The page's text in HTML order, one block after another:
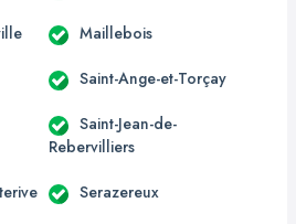
Maillebois
Saint-Ange-et-Torçay
Saint-Jean-de-
Rebervilliers
Serazereux